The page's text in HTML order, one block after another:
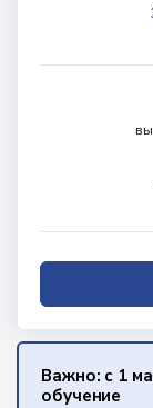
Важно: с 1
обучение